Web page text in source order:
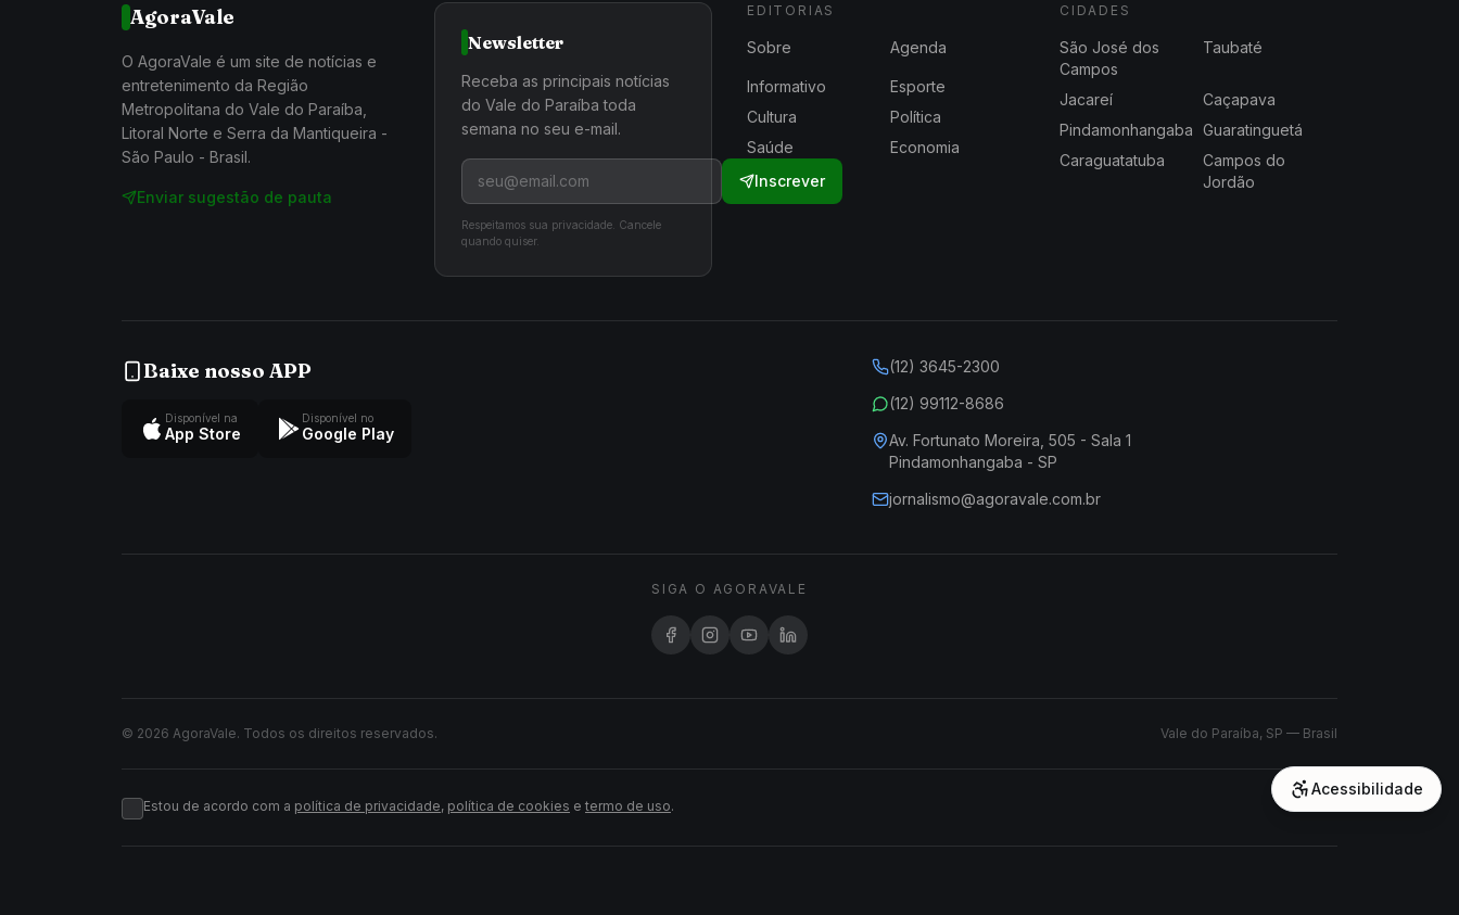
AgoraVale
O AgoraVale é um site de notícias e
entretenimento da Região
Metropolitana do Vale do Paraíba,
Litoral Norte e Serra da Mantiqueira -
São Paulo - Brasil.
Enviar sugestão de pauta
Newsletter
Receba as principais notícias
do Vale do Paraíba toda
semana no seu e-mail.
Inscrever
Respeitamos sua privacidade. Cancele
quando quiser.
EDITORIAS
Sobre Agenda
Informativo
Esporte
Cultura
Política
Saúde
Economia
CIDADES
São José dos
Campos
Taubaté
Jacareí
Caçapava
Pindamonhangaba Guaratinguetá
Caraguatatuba
Campos do
Jordão
Baixe nosso APP
Disponível na
App Store
Disponível no
Google Play
(12) 3645-2300
(12) 99112-8686
Av. Fortunato Moreira, 505 - Sala 1
Pindamonhangaba - SP
jornalismo@agoravale.com.br
SIGA O AGORAVALE
© 2026 AgoraVale. Todos os direitos reservados. Vale do Paraíba, SP — Brasil
Estou de acordo com a política de privacidade, política de cookies e termo de uso.
Acessibilidade